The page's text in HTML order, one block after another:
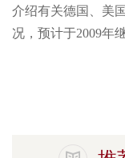
介绍有关德国、美
况，预计于2009年